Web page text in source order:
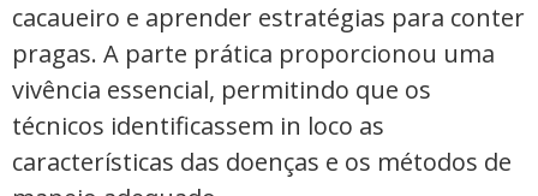
cacaueiro e aprender estratégias para conter
pragas. A parte prática proporcionou uma
vivência essencial, permitindo que os
técnicos identificassem in loco as
características das doenças e os métodos de